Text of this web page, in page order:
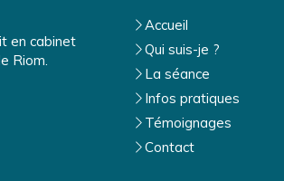
en cabinet
Riom.
Accueil
Qui suis-je ?
La séance
Infos pratiques
Témoignages
Contact